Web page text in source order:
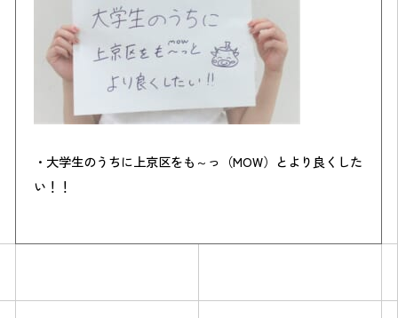
・大学生のうちに上京区をも～っ（MOW）とより良くした
い！！